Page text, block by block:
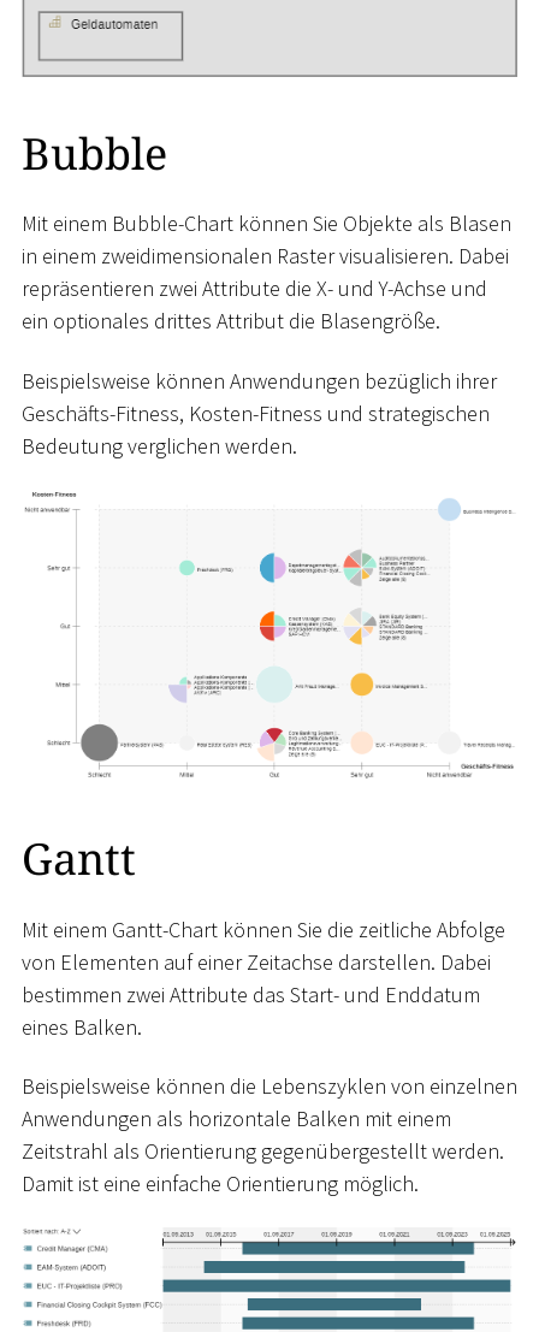
Bubble
Mit einem Bubble-Chart können Sie Objekte als Blasen
in einem zweidimensionalen Raster visualisieren. Dabei
repräsentieren zwei Attribute die X- und Y-Achse und
ein optionales drittes Attribut die Blasengröße.
Beispielsweise können Anwendungen bezüglich ihrer
Geschäfts-Fitness, Kosten-Fitness und strategischen
Bedeutung verglichen werden.
Gantt
Mit einem Gantt-Chart können Sie die zeitliche Abfolge
von Elementen auf einer Zeitachse darstellen. Dabei
bestimmen zwei Attribute das Start- und Enddatum
eines Balken.
Beispielsweise können die Lebenszyklen von einzelnen
Anwendungen als horizontale Balken mit einem
Zeitstrahl als Orientierung gegenübergestellt werden.
Damit ist eine einfache Orientierung möglich.